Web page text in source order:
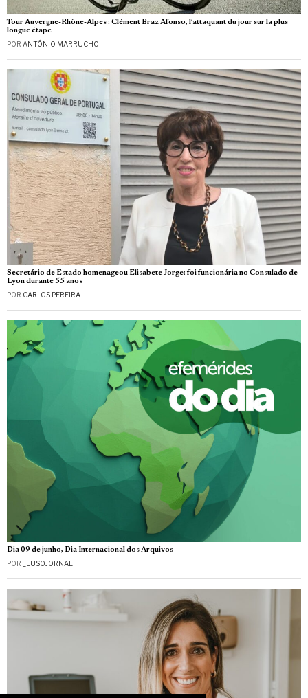
Tour Auvergne-Rhône-Alpes : Clément Braz Afonso, l’attaquant du jour sur la plus
longue étape
POR ANTÓNIO MARRUCHO
Secretário de Estado homenageou Elisabete Jorge: foi funcionária no Consulado de
Lyon durante 55 anos
POR CARLOS PEREIRA
Dia 09 de junho, Dia Internacional dos Arquivos
POR _LUSOJORNAL